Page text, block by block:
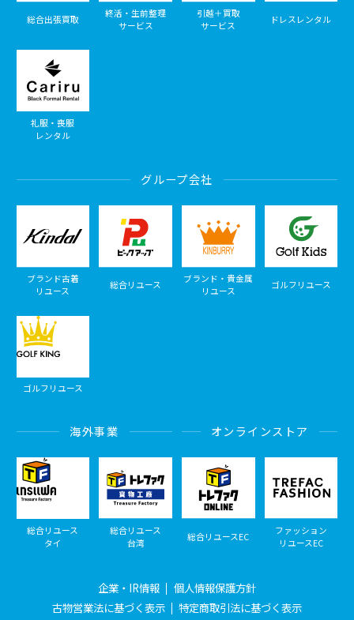
総合出張買取
終活・生前整理
サービス
引越＋買取
サービス
ドレスレンタル
礼服・喪服
レンタル
グループ会社
ブランド古着
リユース
総合リユース
ブランド・貴金属
リユース
ゴルフリユース
ゴルフリユース
海外事業
総合リユース
タイ
総合リユース
台湾
オンラインストア
総合リユースEC
ファッション
リユースEC
企業・IR情報
個人情報保護方針
古物営業法に基づく表示
特定商取引法に基づく表示